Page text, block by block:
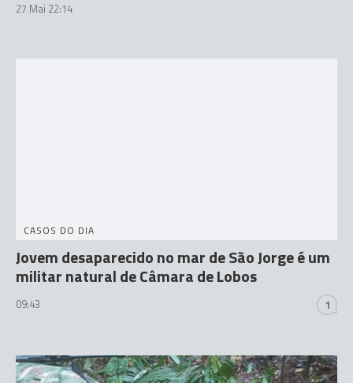
27 Mai 22:14
CASOS DO DIA
Jovem desaparecido no mar de São Jorge é um
militar natural de Câmara de Lobos
09:43 1